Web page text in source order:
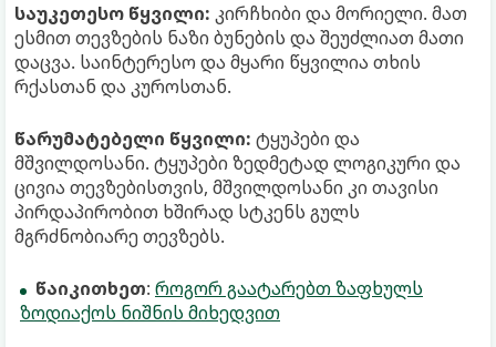
საუკეთესო წყვილი: კირჩხიბი და მორიელი. მათ
ესმით თევზების ნაზი ბუნების და შეუძლიათ მათი
დაცვა. საინტერესო და მყარი წყვილია თხის
რქასთან და კუროსთან.
წარუმატებელი წყვილი: ტყუპები და
მშვილდოსანი. ტყუპები ზედმეტად ლოგიკური და
ცივია თევზებისთვის, მშვილდოსანი კი თავისი
პირდაპირობით ხშირად სტკენს გულს
მგრძნობიარე თევზებს.
წაიკითხეთ: როგორ გაატარებთ ზაფხულს
ზოდიაქოს ნიშნის მიხედვით